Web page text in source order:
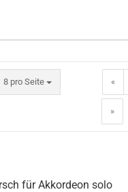
8 pro Seite «
»
für Akkordeon solo